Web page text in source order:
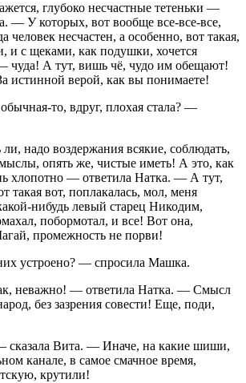
глубоко несчастные тетеньки —
— У которых, вот вообще все-все-все,
человек несчастен, а особенно, вот такая,
и с щеками, как подушки, хочется
А тут, вишь чё, чудо им обещают!
истинной верой, как вы понимаете!
то, вдруг, плохая стала? —
надо воздержания всякие, соблюдать,
опять же, чистые иметь! А это, как
хлопотно — ответила Натка. — А тут,
такая вот, поплакалась, мол, меня
нибудь левый старец Никодим,
побормотал, и все! Вот она,
промежность не порви!
устроено? — спросила Машка.
неважно! — ответила Натка. — Смысл
без зазрения совести! Еще, поди,
Вита. — Иначе, на какие шиши,
канале, в самое смачное время,
крутили!